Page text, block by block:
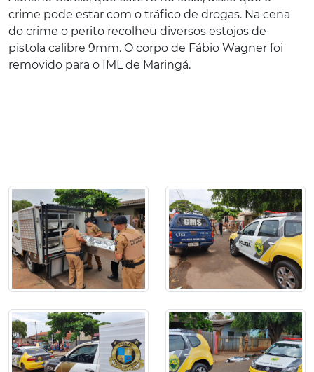
crime pode estar com o tráfico de drogas. Na cena
do crime o perito recolheu diversos estojos de
pistola calibre 9mm. O corpo de Fábio Wagner foi
removido para o IML de Maringá.